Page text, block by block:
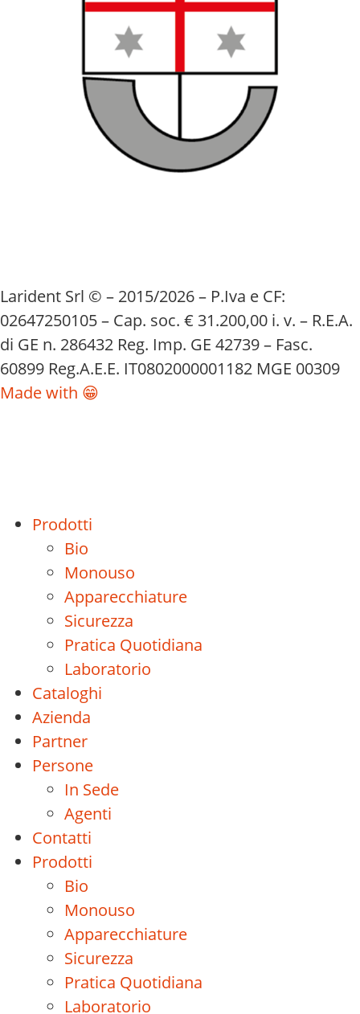
Larident Srl © – 2015/2026 – P.Iva e CF:
02647250105 – Cap. soc. € 31.200,00 i. v. – R.E.A.
di GE n. 286432 Reg. Imp. GE 42739 – Fasc.
60899 Reg.A.E.E. IT0802000001182 MGE 00309
Made with 😁
Prodotti
Bio
Monouso
Apparecchiature
Sicurezza
Pratica Quotidiana
Laboratorio
Cataloghi
Azienda
Partner
Persone
In Sede
Agenti
Contatti
Prodotti
Bio
Monouso
Apparecchiature
Sicurezza
Pratica Quotidiana
Laboratorio